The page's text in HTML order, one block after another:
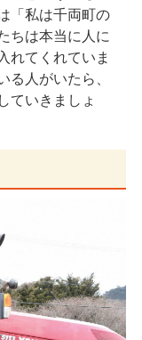
「私は千両町の
ちは本当に人に
れてくれていま
人がいたら、
ていきましょ